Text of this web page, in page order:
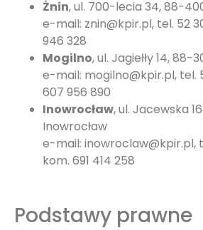
Żnin, ul. 700-lecia 34, 88-
e-mail: znin@kpir.pl, tel. 52
946 328
Mogilno, ul. Jagiełły 14, 88-
e-mail: mogilno@kpir.pl, tel.
607 956 890
Inowrocław, ul. Jacewska
Inowrocław
e-mail: inowroclaw@kpir.pl,
kom. 691 414 258
Podstawy prawne